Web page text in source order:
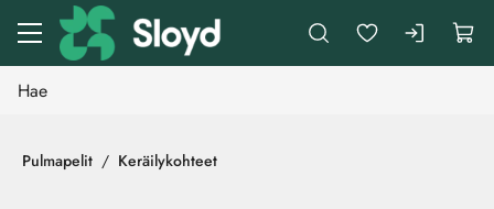
Siirry pääsisältöön
Pulmapelit Keräilykohteet